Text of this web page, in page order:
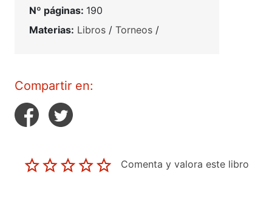
Nº páginas: 190
Materias: Libros / Torneos /
Compartir en:
Comenta y valora este libro